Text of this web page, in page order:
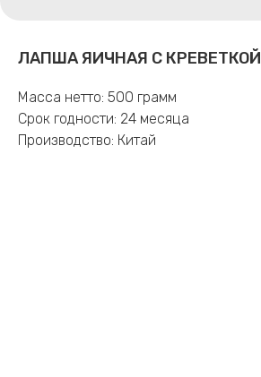
ЛАПША ЯИЧНАЯ С КРЕВЕТКОЙ
Масса нетто: 500 грамм
Срок годности: 24 месяца
Производство: Китай